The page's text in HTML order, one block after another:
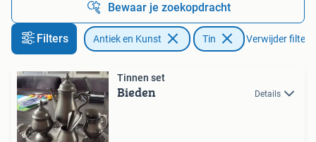
Bewaar je zoekopdracht
Filters Antiek en Kunst Tin Verwijder filters
Tinnen set
Bieden Details